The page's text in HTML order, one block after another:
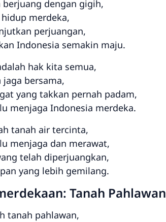
berjuang dengan gigih,
merdeka,
perjuangan,
Indonesia semakin maju.
hak kita semua,
jaga bersama,
yang takkan pernah padam,
menjaga Indonesia merdeka.
tanah air tercinta,
menjaga dan merawat,
telah diperjuangkan,
yang lebih gemilang.
Tanah Pahlawan
tanah pahlawan,